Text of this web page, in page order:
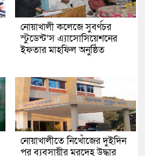
নোয়াখালী কলেজে সুবর্ণচর
স্টুডেন্ট’স এ্যাসোসিয়েশনের
ইফতার মাহফিল অনুষ্ঠিত
নোয়াখালীতে নিখোঁজের দুইদিন
পর ব্যবসায়ীর মরদেহ উদ্ধার